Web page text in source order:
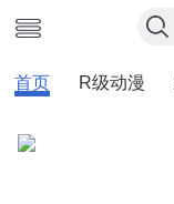
首页 R级动漫